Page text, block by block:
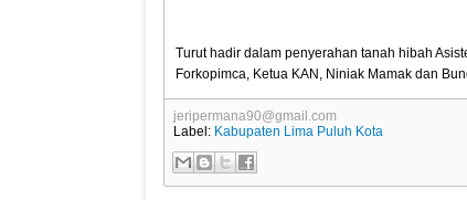
Turut hadir dalam penyerahan tanah hibah
Forkopimca, Ketua KAN, Niniak Mamak dan
jeripermana90@gmail.com
Label: Kabupaten Lima Puluh Kota